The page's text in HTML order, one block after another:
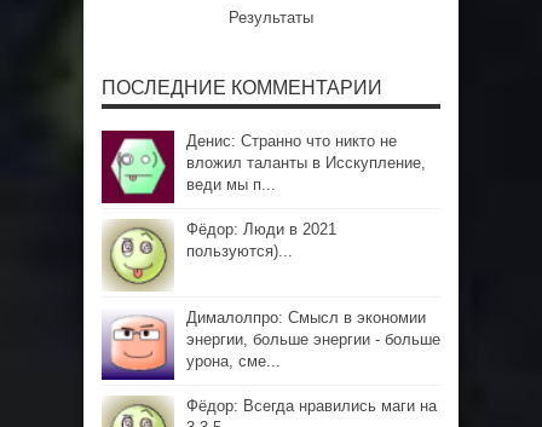
Результаты
ПОСЛЕДНИЕ КОММЕНТАРИИ
Денис: Странно что никто не
вложил таланты в Исскупление,
веди мы п...
Фёдор: Люди в 2021
пользуются)...
Дималолпро: Смысл в экономии
энергии, больше энергии - больше
урона, сме...
Фёдор: Всегда нравились маги на